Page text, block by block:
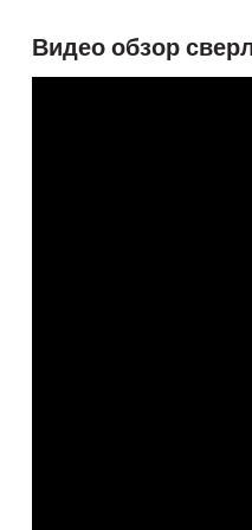
Видео обзор